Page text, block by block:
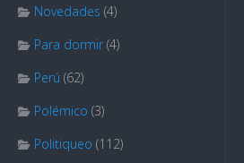
Novedades (4)
Para dormir (4)
Perú (62)
Polémico (3)
Politiqueo (112)